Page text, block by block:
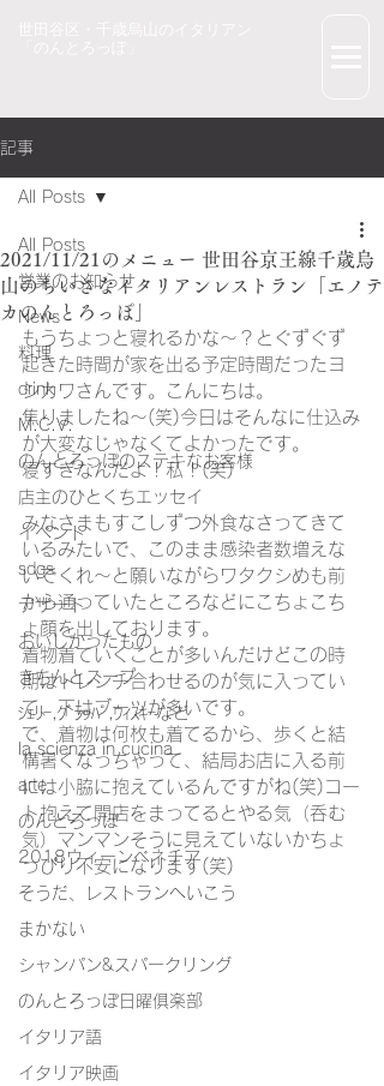
記事
All Posts
営業のお知らせ
News
料理
drink
M.C.V.
のんとろっぽのステキなお客様
店主のひとくちエッセイ
イベント
sdgs
デザート
おいしかったもの
きちんとスープ
ｼｪﾘｰ,ｸﾞﾗｯﾊﾟ,ｳｨｽｷｰなど
la scienza in cucina
arte
のんとろっぽ
2018ウィーンベネチア
そうだ、レストランへいこう
まかない
シャンパン&スパークリング
のんとろっぽ日曜俱楽部
イタリア語
イタリア映画
All Posts
2021/11/21のメニュー 世田谷京王線千歳烏
山のちいさなイタリアンレストラン「エノテ
カのんとろっぽ」
もうちょっと寝れるかな～？とぐずぐず
起きた時間が家を出る予定時間だったヨ
シカワさんです。こんにちは。
焦りましたね～(笑)今日はそんなに仕込み
が大変なじゃなくてよかったです。
寝すぎなんだよ！私！(笑)
みなさまもすこしずつ外食なさってきて
いるみたいで、このまま感染者数増えな
いでくれ～と願いながらワタクシめも前
から通っていたところなどにこちょこち
ょ顔を出しております。
着物着ていくことが多いんだけどこの時
期はトレンチ合わせるのが気に入ってい
て、下はブーツが多いです。
で、着物は何枚も着てるから、歩くと結
構暑くなっちゃって、結局お店に入る前
には小脇に抱えているんですがね(笑)コー
ト抱えて開店をまってるとやる気（呑む
気）マンマンそうに見えていないかちょ
っぴり不安になります(笑)